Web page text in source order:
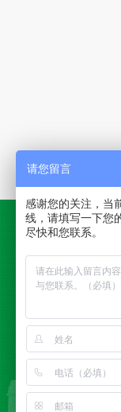
Copyright ©
18010892
公司主营
一体板,西
请您留言
感谢您的关注，当
线，请填写一下您
尽快和您联系。